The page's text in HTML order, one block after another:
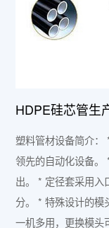
HDPE硅芯管生
塑料管材设备简介：
领先的自动化设备。
出。 * 定径套采用入
分。 * 特殊设计的模
一机多用，更换模头